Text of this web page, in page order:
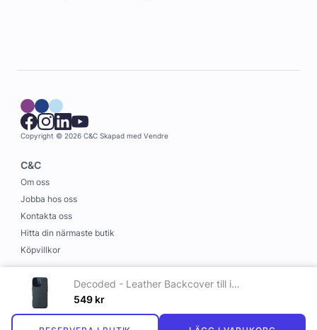
Decoded - Leather Backcover till iPhone 16 Marinblå
549 kr
Copyright © 2026 C&C Skapad med Vendre
C&C
Om oss
Jobba hos oss
Kontakta oss
Hitta din närmaste butik
Köpvillkor
Information
Leverans och betalning
Cookies